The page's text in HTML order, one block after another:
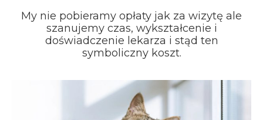
My nie pobieramy opłaty jak za wizytę ale
szanujemy czas, wykształcenie i
doświadczenie lekarza i stąd ten
symboliczny koszt.